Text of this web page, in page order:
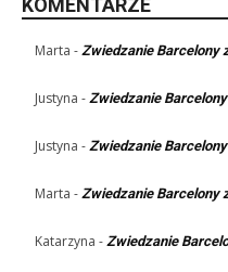
KOMENTARZE
Marta - Zwiedzanie Barcelony
Justyna - Zwiedzanie
Justyna - Zwiedzanie
Marta - Zwiedzanie Barcelony
Katarzyna - Zwiedzanie